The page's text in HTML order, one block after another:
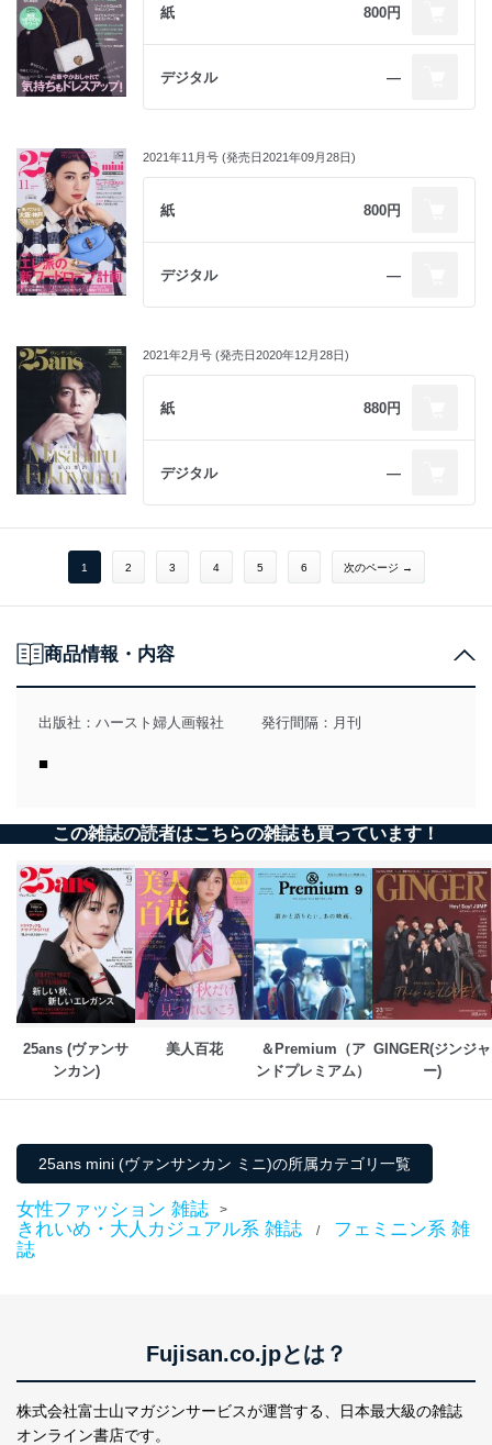
紙 800円
デジタル ―
2021年11月号 (発売日2021年09月28日)
紙 800円
デジタル ―
2021年2月号 (発売日2020年12月28日)
紙 880円
デジタル ―
1 2 3 4 5 6 次のページ →
商品情報・内容
出版社： ハースト婦人画報社 発行間隔：月刊
■
この雑誌の読者はこちらの雑誌も買っています！
25ans (ヴァンサ
ンカン)
美人百花
＆Premium（ア
ンドプレミアム）
GINGER(ジンジャ
ー)
25ans mini (ヴァンサンカン ミニ)の所属カテゴリ一覧
女性ファッション 雑誌 >
きれいめ・大人カジュアル系 雑誌 /
フェミニン系 雑
誌
Fujisan.co.jpとは？
株式会社富士山マガジンサービスが運営する、
日本最大級の雑誌
オンライン書店です。